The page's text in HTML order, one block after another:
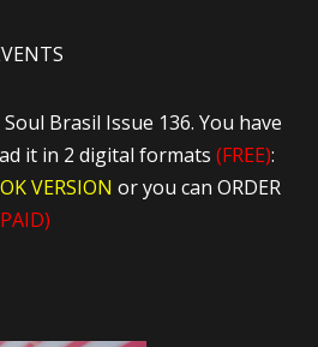
Brasil Issue 136. You have
it in 2 digital formats(FREE):
VERSIONor you can ORDER